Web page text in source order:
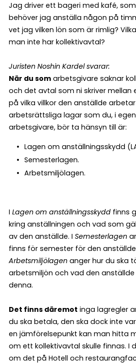
Jag driver ett bageri med kafé,
behöver jag anställa någon på
vet jag vilken lön som är rimlig?
man inte har kollektivavtal?
Juristen Noshin Kardel svarar:
När du som arbetsgivare saknar
och det avtal som ni skriver
på vilka villkor den anställde
arbetsrättsliga lagar som du, i
arbetsgivare, bör ta hänsyn till är:
Lagen om anställningsskydd
Semesterlagen.
Arbetsmiljölagen.
I Lagen om anställningsskydd finns
kring anställningen och vad som
av den anställde. I Semesterlagen
finns för semester för den
Arbetsmiljölagen anger hur du ska
arbetsmiljön och vad den anställde
denna.
Det finns däremot inga lagregler
du ska betala, den ska dock inte
en jämförelsepunkt kan man hitta
om ett kollektivavtal skulle finnas. I
om det på Hotell och